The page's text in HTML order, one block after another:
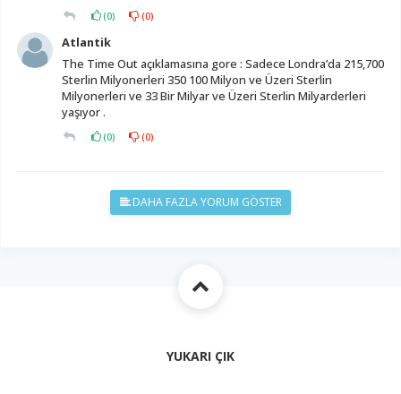
(0) (0)
Atlantik
The Time Out açıklamasına gore : Sadece Londra’da 215,700
Sterlin Milyonerleri 350 100 Milyon ve Üzeri Sterlin
Milyonerleri ve 33 Bir Milyar ve Üzeri Sterlin Milyarderleri
yaşıyor .
(0) (0)
DAHA FAZLA YORUM GÖSTER
YUKARI ÇIK